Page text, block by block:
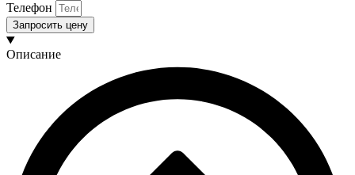
Телефон
Запросить цену
Описание